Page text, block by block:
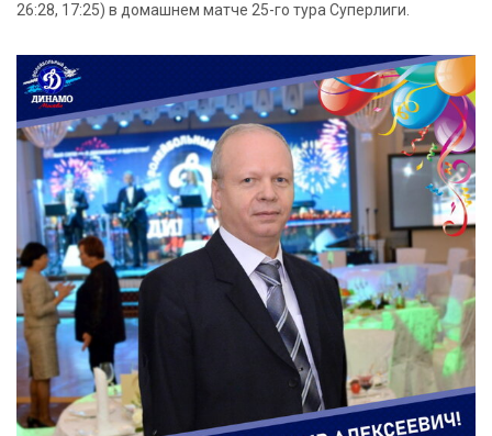
26:28, 17:25) в домашнем матче 25-го тура Суперлиги.